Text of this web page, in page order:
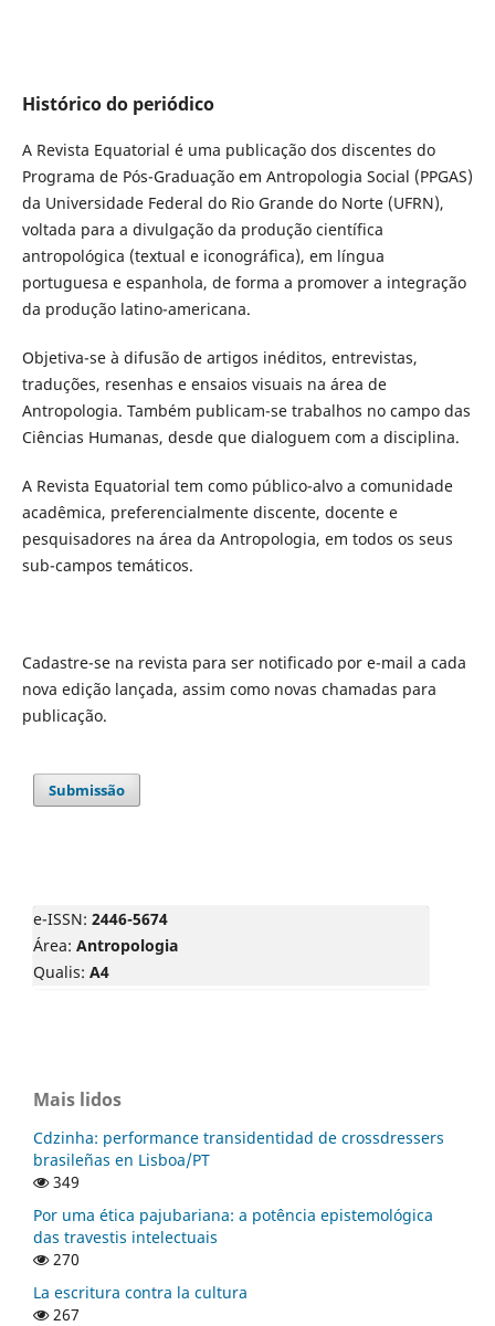
Histórico do periódico
A Revista Equatorial é uma publicação dos discentes do
Programa de Pós-Graduação em Antropologia Social (PPGAS)
da Universidade Federal do Rio Grande do Norte (UFRN),
voltada para a divulgação da produção científica
antropológica (textual e iconográfica), em língua
portuguesa e espanhola, de forma a promover a integração
da produção latino-americana.
Objetiva-se à difusão de artigos inéditos, entrevistas,
traduções, resenhas e ensaios visuais na área de
Antropologia. Também publicam-se trabalhos no campo das
Ciências Humanas, desde que dialoguem com a disciplina.
A Revista Equatorial tem como público-alvo a comunidade
acadêmica, preferencialmente discente, docente e
pesquisadores na área da Antropologia, em todos os seus
sub-campos temáticos.
Cadastre-se na revista para ser notificado por e-mail a cada
nova edição lançada, assim como novas chamadas para
publicação.
Submissão
e-ISSN: 2446-5674
Área: Antropologia
Qualis: A4
Mais lidos
Cdzinha: performance transidentidad de crossdressers
brasileñas en Lisboa/PT
349
Por uma ética pajubariana: a potência epistemológica
das travestis intelectuais
270
La escritura contra la cultura
267